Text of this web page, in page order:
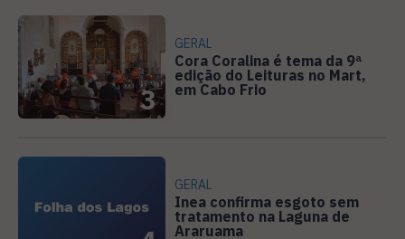
3
GERAL
Cora Coralina é tema da 9ª
edição do Leituras no Mart,
em Cabo Frio
GERAL
Inea confirma esgoto sem
tratamento na Laguna de
Araruama